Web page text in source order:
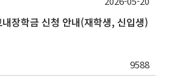
장학금 신청 안내(재학생, 신입생)
9588